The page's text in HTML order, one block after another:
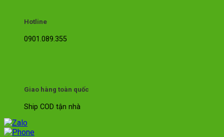
Hotline
0901.089.355
Giao hàng toàn quốc
Ship COD tận nhà